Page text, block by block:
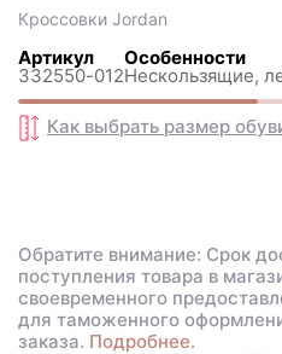
Кроссовки Jordan
Артикул
332550-012
Особенности
Нескользящиe,
Как выбрать размер
Обратите внимание: Срок
поступления товара в
своевременного
для таможенного
заказа. Подробнее.